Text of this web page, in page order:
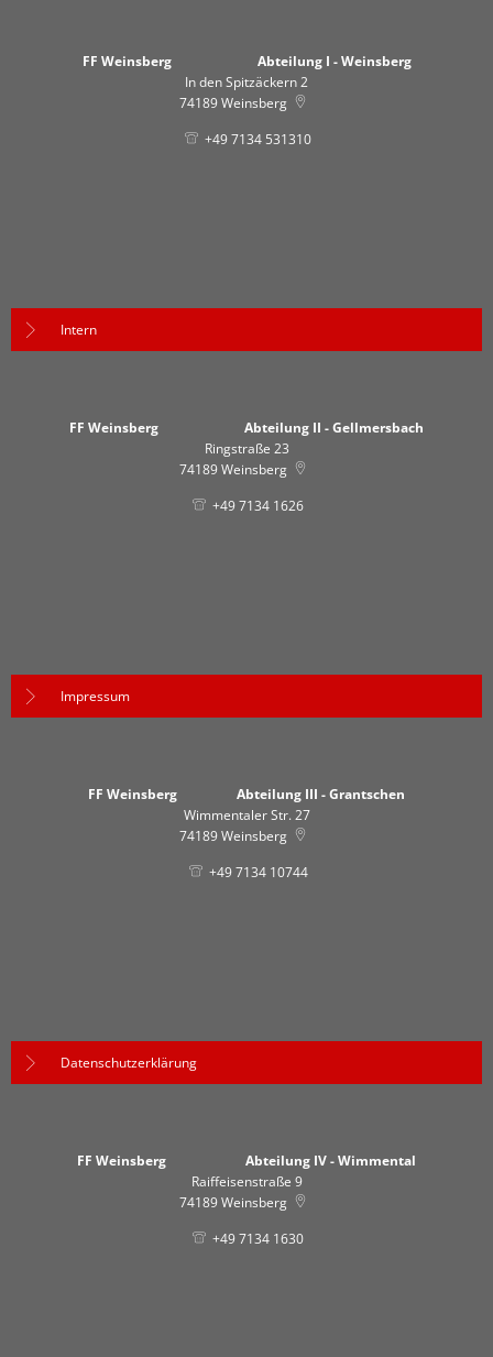
FF Weinsberg Abteilung I - Weinsberg
In den Spitzäckern 2
74189Weinsberg
+49 7134 531310
Intern
FF Weinsberg Abteilung II - Gellmersbach
Ringstraße 23
74189Weinsberg
+49 7134 1626
Impressum
FF Weinsberg Abteilung III - Grantschen
Wimmentaler Str. 27
74189Weinsberg
+49 7134 10744
Datenschutzerklärung
FF Weinsberg Abteilung IV - Wimmental
Raiffeisenstraße 9
74189Weinsberg
+49 7134 1630